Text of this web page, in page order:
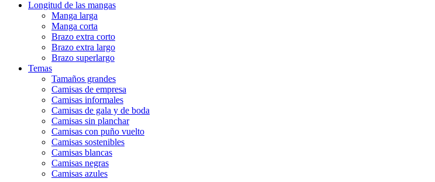
Longitud de las mangas
Manga larga
Manga corta
Brazo extra corto
Brazo extra largo
Brazo superlargo
Temas
Tamaños grandes
Camisas de empresa
Camisas informales
Camisas de gala y de boda
Camisas sin planchar
Camisas con puño vuelto
Camisas sostenibles
Camisas blancas
Camisas negras
Camisas azules